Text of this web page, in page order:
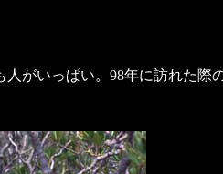
がいっぱい。98年に訪れた際